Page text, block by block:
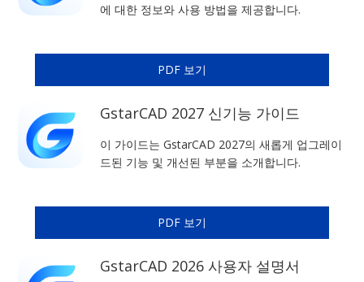
에 대한 정보와 사용 방법을 제공합니다.
PDF 보기
GstarCAD 2027 신기능 가이드
이 가이드는 GstarCAD 2027의 새롭게 업그레이
드된 기능 및 개선된 부분을 소개합니다.
PDF 보기
GstarCAD 2026 사용자 설명서